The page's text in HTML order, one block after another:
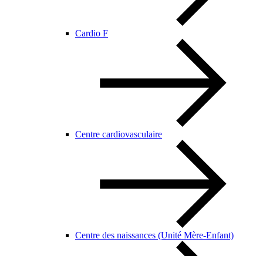
Cardio F
Centre cardiovasculaire
Centre des naissances (Unité Mère-Enfant)